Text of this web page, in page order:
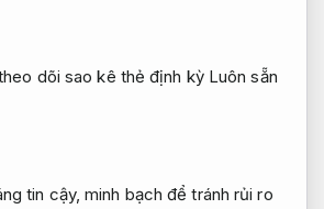
dõi sao kê thẻ định kỳ Luôn sẵn
tin cậy, minh bạch để tránh rủi ro